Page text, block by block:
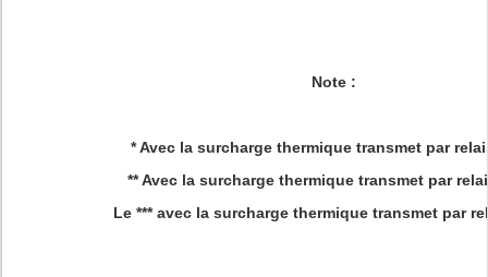
Note :
* Avec la surcharge thermique transmet par
** Avec la surcharge thermique transmet par
Le *** avec la surcharge thermique transmet par